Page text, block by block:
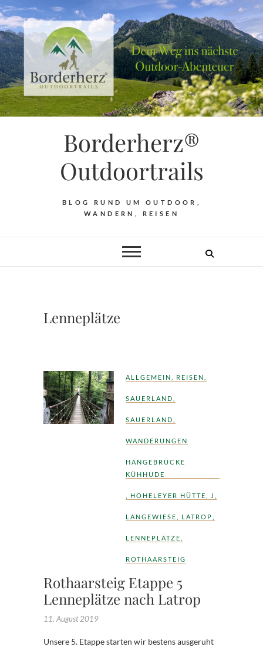
Borderherz®
Outdoortrails
BLOG RUND UM OUTDOOR,
WANDERN, REISEN
Lenneplätze
ALLGEMEIN REISEN
SAUERLAND
SAUERLAND
WANDERUNGEN
HÄNGEBRÜCKE
KÜHHUDE
HOHELEYER HÜTTE J
LANGEWIESE LATROP
LENNEPLÄTZE
ROTHAARSTEIG
Rothaarsteig Etappe 5
Lenneplätze nach Latrop
11. August 2019
Unsere 5. Etappe starten wir bestens ausgeruht